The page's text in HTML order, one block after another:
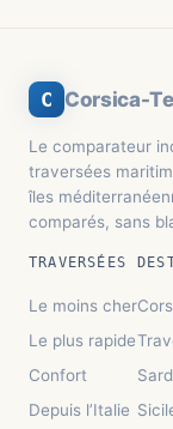
C Corsica-
Le comparateur
traversées
îles
comparés, sans
TRAVERSÉES
Le moins cher
Le plus rapide
Confort
Depuis l’Italie